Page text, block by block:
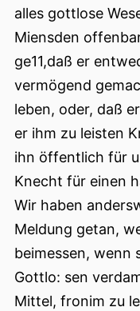
alles gottlose
Miensden
ge11,daß er
vermögend
leben, oder, daß
er ihm zu leisten
ihn öffentlich für
Knecht für einen
Wir haben
Meldung getan,
beimessen, wenn
Gottlo: sen
Mittel, fronim zu